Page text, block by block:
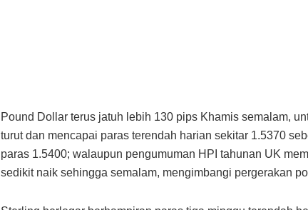
Pound Dollar terus jatuh lebih 130 pips Khamis semalam,
turut dan mencapai paras terendah harian sekitar 1.5370
paras 1.5400; walaupun pengumuman HPI tahunan UK
sedikit naik sehingga semalam, mengimbangi pergerakan